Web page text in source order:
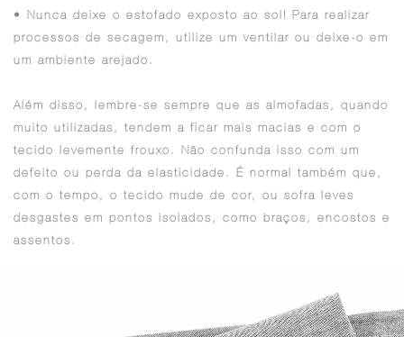
• Nunca deixe o estofado exposto ao sol! Para realizar
processos de secagem, utilize um ventilar ou deixe-o em
um ambiente arejado.
Além disso, lembre-se sempre que as almofadas, quando
muito utilizadas, tendem a ficar mais macias e com o
tecido levemente frouxo. Não confunda isso com um
defeito ou perda da elasticidade. É normal também que,
com o tempo, o tecido mude de cor, ou sofra leves
desgastes em pontos isolados, como braços, encostos e
assentos.